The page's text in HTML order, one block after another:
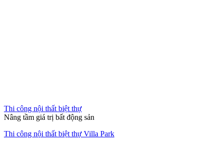
Thi công nội thất biệt thự
Nâng tầm giá trị bất động sản
Thi công nội thất biệt thự Villa Park